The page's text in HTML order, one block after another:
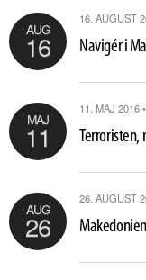
AUG
16
16. AUGUST
Navigér i
MAJ
11
11. MAJ 2016
Terroristen,
AUG
26
26. AUGUST